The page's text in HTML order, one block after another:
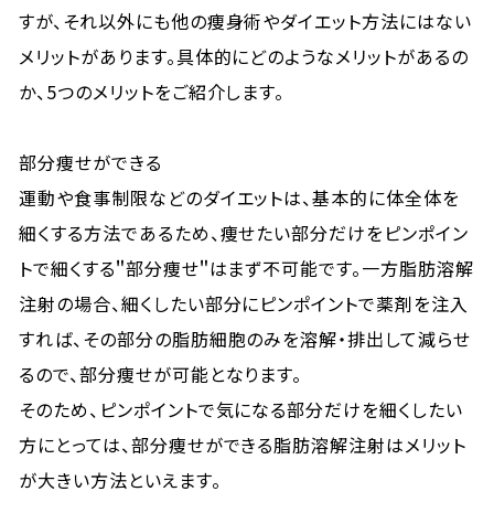
すが、それ以外にも他の痩身術やダイエット方法にはない
メリットがあります。具体的にどのようなメリットがあるの
か、5つのメリットをご紹介します。
部分痩せができる
運動や食事制限などのダイエットは、基本的に体全体を
細くする方法であるため、痩せたい部分だけをピンポイン
トで細くする＂部分痩せ＂はまず不可能です。一方脂肪溶解
注射の場合、細くしたい部分にピンポイントで薬剤を注入
すれば、その部分の脂肪細胞のみを溶解・排出して減らせ
るので、部分痩せが可能となります。
そのため、ピンポイントで気になる部分だけを細くしたい
方にとっては、部分痩せができる脂肪溶解注射はメリット
が大きい方法といえます。